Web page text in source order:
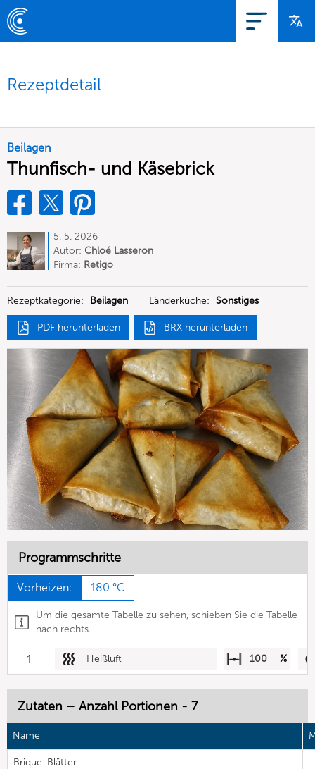
Rezeptdetail
Beilagen
Thunfisch- und Käsebrick
5. 5. 2026
Autor: Chloé Lasseron
Firma: Retigo
Rezeptkategorie: Beilagen Länderküche: Sonstiges
PDF herunterladen BRX herunterladen
Programmschritte
Vorheizen: 180 °C
Um die gesamte Tabelle zu sehen, schieben Sie die Tabelle
nach rechts.
1 Heißluft 100 %
Zutaten – Anzahl Portionen - 7
Name
Brique-Blätter